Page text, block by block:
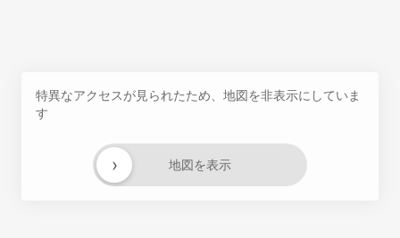
特異なアクセスが見られたため、地図を非表示にしていま
す
地図を表示
›